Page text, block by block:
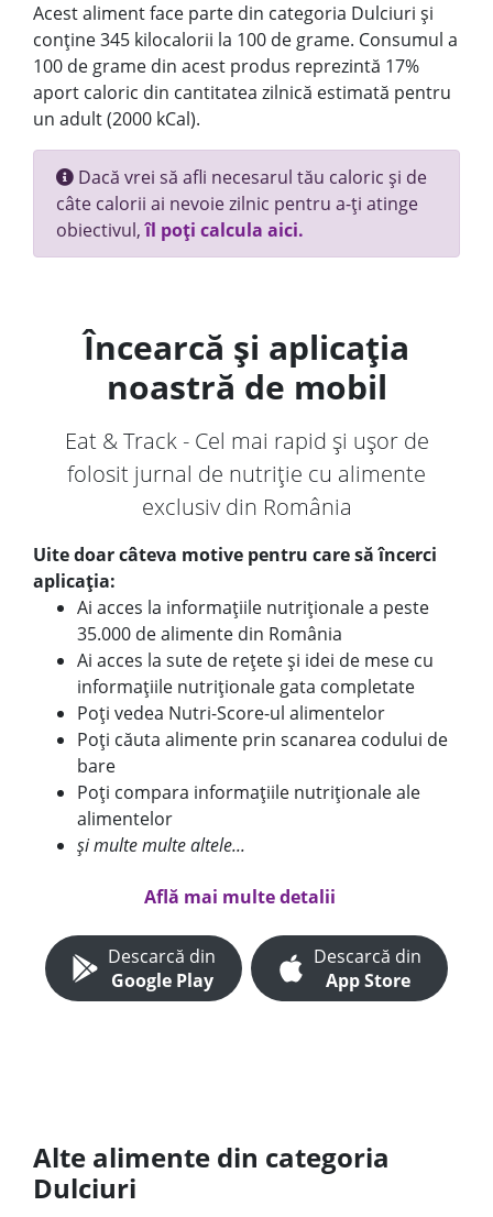
Acest aliment face parte din categoria Dulciuri și
conține 345 kilocalorii la 100 de grame. Consumul a
100 de grame din acest produs reprezintă 17%
aport caloric din cantitatea zilnică estimată pentru
un adult (2000 kCal).
Dacă vrei să afli necesarul tău caloric și de
câte calorii ai nevoie zilnic pentru a-ți atinge
obiectivul,îl poți calcula aici.
Încearcă și aplicația
noastră de mobil
Eat & Track - Cel mai rapid și ușor de
folosit jurnal de nutriție cu alimente
exclusiv din România
Uite doar câteva motive pentru care să încerci
aplicația:
Ai acces la informațiile nutriționale a peste
35.000 de alimente din România
Ai acces la sute de rețete și idei de mese cu
informațiile nutriționale gata completate
Poți vedea Nutri-Score-ul alimentelor
Poți căuta alimente prin scanarea codului de
bare
Poți compara informațiile nutriționale ale
alimentelor
și multe multe altele...
Află mai multe detalii
Descarcă din
Google Play
Descarcă din
App Store
Alte alimente din categoria
Dulciuri